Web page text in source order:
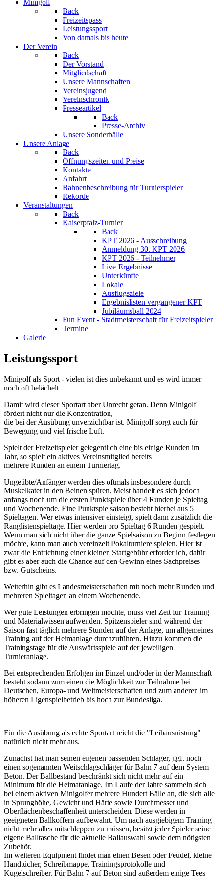
Minigolf
Back
Freizeitspass
Leistungssport
Von damals bis heute
Der Verein
Back
Der Vorstand
Mitgliedschaft
Unsere Mannschaften
Vereinsjugend
Vereinschronik
Presseartikel
Back
Presse-Archiv
Unsere Sonderbälle
Unsere Anlage
Back
Öffnungszeiten und Preise
Kontakte
Anfahrt
Bahnenbeschreibung für Turnierspieler
Rekorde
Veranstaltungen
Back
Kaiserpfalz-Turnier
Back
KPT 2026 - Ausschreibung
Anmeldung 30. KPT 2026
KPT 2026 - Teilnehmer
Live-Ergebnisse
Unterkünfte
Lokale
Ausflugsziele
Ergebnislisten vergangener KPT
Jubiläumsball 2024
Fun Event - Stadtmeisterschaft für Freizeitspieler
Termine
Galerie
Leistungssport
Minigolf als Sport - vielen ist dies unbekannt und es wird immer
noch oft belächelt.
Damit wird dieser Sportart aber Unrecht getan. Denn Minigolf
fördert nicht nur die Konzentration,
die bei der Ausübung unverzichtbar ist. Minigolf sorgt auch für
Bewegung und viel frische Luft.
Spielt der Freizeitspieler gelegentlich eine bis einige Runden im
Jahr, so spielt ein aktives Vereinsmitglied bereits
mehrere Runden an einem Turniertag.
Ungeübte/Anfänger werden dies oftmals insbesondere durch
Muskelkater in den Beinen spüren. Meist handelt es sich jedoch
anfangs noch um die ersten Punktspiele über 4 Runden je Spieltag
und Wochenende. Eine Punktspielsaison besteht hierbei aus 5
Spieltagen. Wer etwas intensiver einsteigt, spielt dann zusätzlich die
Ranglistenspieltage. Hier werden pro Spieltag 6 Runden gespielt.
Wenn man sich nicht über die ganze Spielsaison zu Beginn festlegen
möchte, kann man auch vereinzelt Pokalturniere spielen. Hier ist
zwar die Entrichtung einer kleinen Startgebühr erforderlich, dafür
gibt es aber auch die Chance auf den Gewinn eines Sachpreises
bzw. Gutscheins.
Weiterhin gibt es Landesmeisterschaften mit noch mehr Runden und
mehreren Spieltagen an einem Wochenende.
Wer gute Leistungen erbringen möchte, muss viel Zeit für Training
und Materialwissen aufwenden. Spitzenspieler sind während der
Saison fast täglich mehrere Stunden auf der Anlage, um allgemeines
Training auf der Heimanlage durchzuführen. Hinzu kommen die
Trainingstage für die Auswärtsspiele auf der jeweiligen
Turnieranlage.
Bei entsprechenden Erfolgen im Einzel und/oder in der Mannschaft
besteht sodann zum einen die Möglichkeit zur Teilnahme bei
Deutschen, Europa- und Weltmeisterschaften und zum anderen im
höheren Ligenspielbetrieb bis hoch zur Bundesliga.
Für die Ausübung als echte Sportart reicht die "Leihausrüstung"
natürlich nicht mehr aus.
Zunächst hat man seinen eigenen passenden Schläger, ggf. noch
einen sogenannten Weitschlagschläger für Bahn 7 auf dem System
Beton. Der Ballbestand beschränkt sich nicht mehr auf ein
Minimum für die Heimatanlage. Im Laufe der Jahre sammeln sich
bei einem aktiven Minigolfer mehrere Hundert Bälle an, die sich alle
in Sprunghöhe, Gewicht und Härte sowie Durchmesser und
Oberflächenbeschaffenheit unterscheiden. Diese werden in
geeigneten Ballkoffern aufbewahrt. Um nach ausgiebigem Training
nicht mehr alles mitschleppen zu müssen, besitzt jeder Spieler seine
eigene Balltasche für die aktuelle Ballauswahl sowie dem nötigsten
Zubehör.
Im weiteren Equipment findet man einen Besen oder Feudel, kleine
Handtücher, Schreibmappe, Trainingsprotokolle und
Kugelschreiber. Für Bahn 7 auf Beton sind außerdem einige Tees